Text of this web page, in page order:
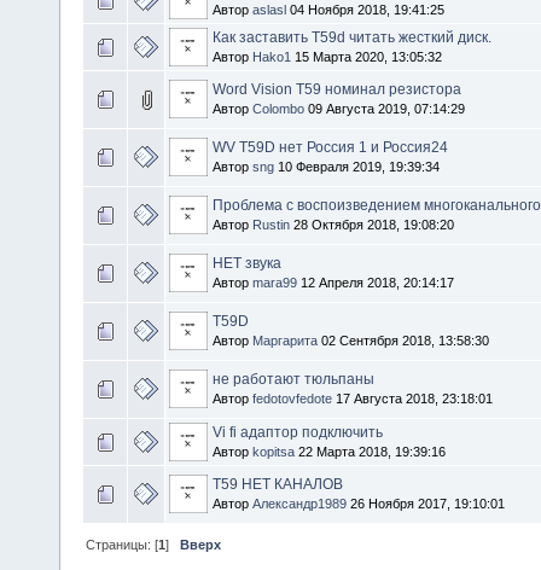
Автор aslasl 04 Ноября 2018, 19:41:25
Как заставить T59d читать жесткий диск.
Автор Hako1 15 Марта 2020, 13:05:32
Word Vision T59 номинал резистора
Автор Colombo 09 Августа 2019, 07:14:29
WV T59D нет Россия 1 и Россия24
Автор sng 10 Февраля 2019, 19:39:34
Проблема с воспоизведением многоканального
Автор Rustin 28 Октября 2018, 19:08:20
НЕТ звука
Автор mara99 12 Апреля 2018, 20:14:17
Т59D
Автор Маргарита 02 Сентября 2018, 13:58:30
не работают тюльпаны
Автор fedotovfedote 17 Августа 2018, 23:18:01
Vi fi адаптор подключить
Автор kopitsa 22 Марта 2018, 19:39:16
T59 НЕТ КАНАЛОВ
Автор Александр1989 26 Ноября 2017, 19:10:01
Страницы: [1]Вверх